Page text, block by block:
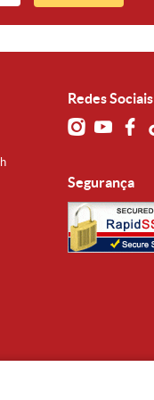
Redes Sociais
Segurança